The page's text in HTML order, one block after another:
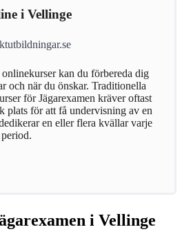
i Vellinge
kan du förbereda dig
och när du önskar. Traditionella
för Jägarexamen kräver oftast
plats för att få undervisning av en
en eller flera kvällar varje
i Vellinge